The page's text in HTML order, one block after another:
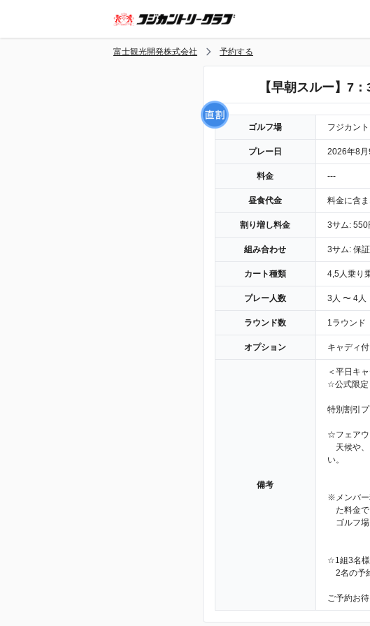
富士観光開発株式会社 予約する
【早朝スルー】7
ゴルフ場 フジカン
プレー日 2026年8
料金 ---
昼食代金 料金に含
割り増し料金 3サム: 550
組み合わせ 3サム: 保証
カート種類 4,5人乗り
プレー人数 3人 〜 4人
ラウンド数 1ラウンド
オプション キャディ
備考
＜平日キ
☆公式限
特別割引プ
☆フェアウ
天候や、
い。
※メンバー
た料金で
ゴルフ場
☆1組3名様
2名の予
ご予約お待